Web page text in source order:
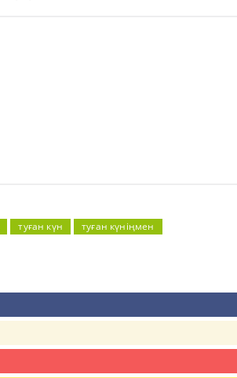
туған күн туған күніңмен